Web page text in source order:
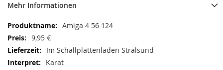
Mehr Informationen
Mehr
Informationen
Amiga 4 56 124
9,95 €
Im Schallplattenladen Stralsund
Karat